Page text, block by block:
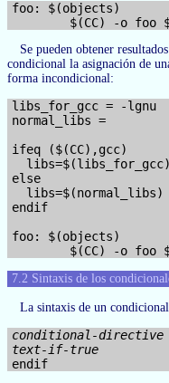
foo: $(objects)
Se pueden obtener
condicional la asignación de
forma incondicional:
libs_for_gcc = -lgnu
normal_libs =
ifeq ($(CC),gcc)
  libs=$(libs_for_gcc)
else
  libs=$(normal_libs)
endif
foo: $(objects)
7.2 Sintaxis de los
La sintaxis de un
conditional-directive
text-if-true